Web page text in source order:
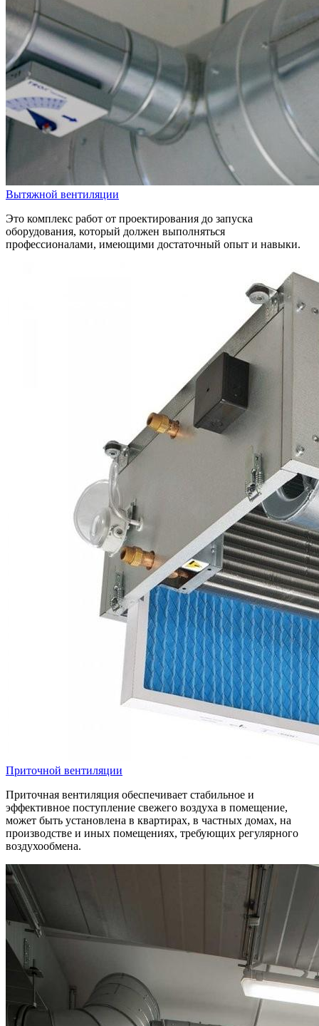
Вытяжной вентиляции
Это комплекс работ от проектирования до запуска
оборудования, который должен выполняться
профессионалами, имеющими достаточный опыт и навыки.
Приточной вентиляции
Приточная вентиляция обеспечивает стабильное и
эффективное поступление свежего воздуха в помещение,
может быть установлена в квартирах, в частных домах, на
производстве и иных помещениях, требующих регулярного
воздухообмена.